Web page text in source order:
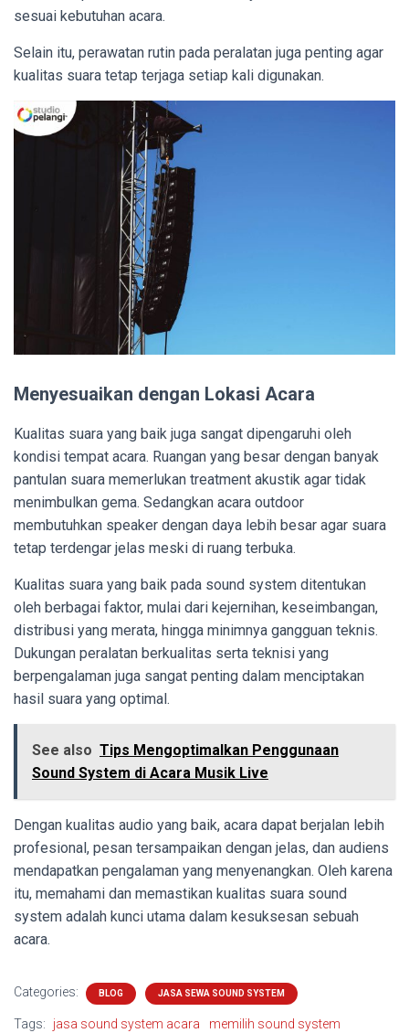
sesuai kebutuhan acara.
Selain itu, perawatan rutin pada peralatan juga penting agar
kualitas suara tetap terjaga setiap kali digunakan.
Menyesuaikan dengan Lokasi Acara
Kualitas suara yang baik juga sangat dipengaruhi oleh
kondisi tempat acara. Ruangan yang besar dengan banyak
pantulan suara memerlukan treatment akustik agar tidak
menimbulkan gema. Sedangkan acara outdoor
membutuhkan speaker dengan daya lebih besar agar suara
tetap terdengar jelas meski di ruang terbuka.
Kualitas suara yang baik pada sound system ditentukan
oleh berbagai faktor, mulai dari kejernihan, keseimbangan,
distribusi yang merata, hingga minimnya gangguan teknis.
Dukungan peralatan berkualitas serta teknisi yang
berpengalaman juga sangat penting dalam menciptakan
hasil suara yang optimal.
See also Tips Mengoptimalkan Penggunaan
Sound System di Acara Musik Live
Dengan kualitas audio yang baik, acara dapat berjalan lebih
profesional, pesan tersampaikan dengan jelas, dan audiens
mendapatkan pengalaman yang menyenangkan. Oleh karena
itu, memahami dan memastikan kualitas suara sound
system adalah kunci utama dalam kesuksesan sebuah
acara.
Categories: BLOG JASA SEWA SOUND SYSTEM
Tags: jasa sound system acara
memilih sound system